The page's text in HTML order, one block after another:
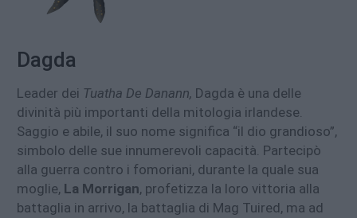
Dagda
Leader dei Tuatha De Danann, Dagda è una delle
divinità più importanti della mitologia irlandese.
Saggio e abile, il suo nome significa “il dio grandioso”,
simbolo delle sue innumerevoli capacità. Partecipò
alla guerra contro i fomoriani, durante la quale sua
moglie, La Morrigan, profetizza la loro vittoria alla
battaglia in arrivo, la battaglia di Mag Tuired, ma ad